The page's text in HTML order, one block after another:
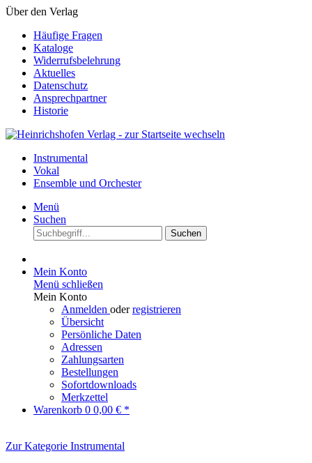
Über den Verlag
Häufige Fragen
Kataloge
Widerrufsbelehrung
Aktuelles
Datenschutz
Ansprechpartner
Historie
Instrumental
Vokal
Ensemble und Orchester
Menü
Suchen
Suchen
Mein Konto
Menü schließen
Mein Konto
Anmelden oderregistrieren
Übersicht
Persönliche Daten
Adressen
Zahlungsarten
Bestellungen
Sofortdownloads
Merkzettel
Warenkorb 0 0,00 € *
Zur Kategorie Instrumental